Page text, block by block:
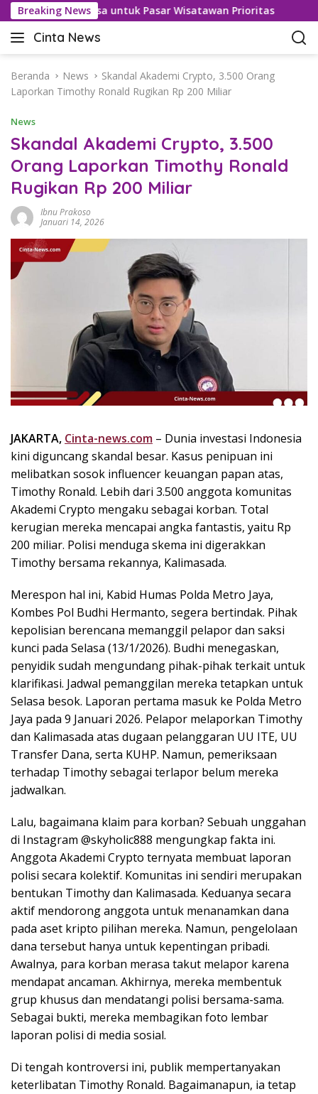
a
Breaking News
Bebas Visa untuk Pasar Wisatawan Prioritas
Cinta News
C
n
t
N
e
w
s
–
K
a
a
r
,
P
n
u
I
n
s
p
i
r
s
Beranda News
Skandal Akademi Crypto, 3.500 Orang
Laporkan Timothy Ronald Rugikan Rp 200 Miliar
News
Skandal Akademi Crypto, 3.500
Orang Laporkan Timothy Ronald
Rugikan Rp 200 Miliar
Ibnu Prakoso
Januari 14, 2026
JAKARTA, Cinta-news.com – Dunia investasi Indonesia
kini diguncang skandal besar. Kasus penipuan ini
melibatkan sosok influencer keuangan papan atas,
Timothy Ronald. Lebih dari 3.500 anggota komunitas
Akademi Crypto mengaku sebagai korban. Total
kerugian mereka mencapai angka fantastis, yaitu Rp
200 miliar. Polisi menduga skema ini digerakkan
Timothy bersama rekannya, Kalimasada.
Merespon hal ini, Kabid Humas Polda Metro Jaya,
Kombes Pol Budhi Hermanto, segera bertindak. Pihak
kepolisian berencana memanggil pelapor dan saksi
kunci pada Selasa (13/1/2026). Budhi menegaskan,
penyidik sudah mengundang pihak-pihak terkait untuk
klarifikasi. Jadwal pemanggilan mereka tetapkan untuk
Selasa besok. Laporan pertama masuk ke Polda Metro
Jaya pada 9 Januari 2026. Pelapor melaporkan Timothy
dan Kalimasada atas dugaan pelanggaran UU ITE, UU
Transfer Dana, serta KUHP. Namun, pemeriksaan
terhadap Timothy sebagai terlapor belum mereka
jadwalkan.
Lalu, bagaimana klaim para korban? Sebuah unggahan
di Instagram @skyholic888 mengungkap fakta ini.
Anggota Akademi Crypto ternyata membuat laporan
polisi secara kolektif. Komunitas ini sendiri merupakan
bentukan Timothy dan Kalimasada. Keduanya secara
aktif mendorong anggota untuk menanamkan dana
pada aset kripto pilihan mereka. Namun, pengelolaan
dana tersebut hanya untuk kepentingan pribadi.
Awalnya, para korban merasa takut melapor karena
mendapat ancaman. Akhirnya, mereka membentuk
grup khusus dan mendatangi polisi bersama-sama.
Sebagai bukti, mereka membagikan foto lembar
laporan polisi di media sosial.
Di tengah kontroversi ini, publik mempertanyakan
keterlibatan Timothy Ronald. Bagaimanapun, ia tetap